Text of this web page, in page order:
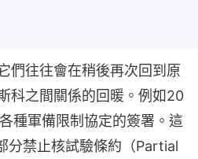
們往往會在稍後再次回到原
科之間關係的回暖。例如20
種軍備限制協定的簽署。這
分禁止核試驗條約（Partial